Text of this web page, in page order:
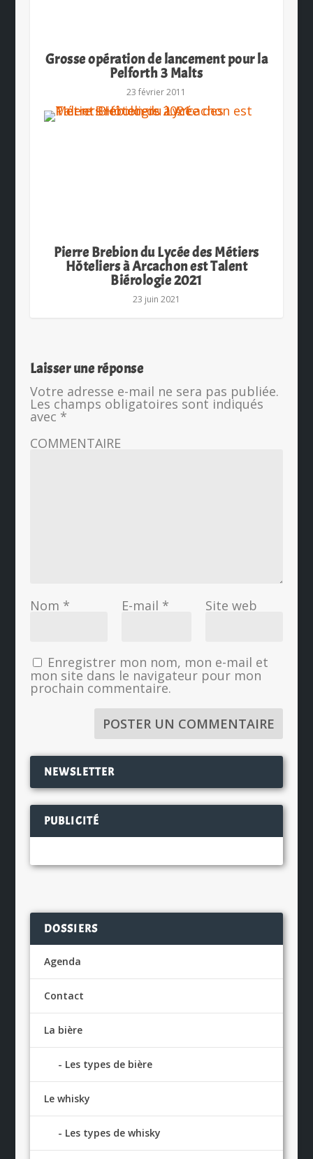
Grosse opération de lancement pour la
Pelforth 3 Malts
23 février 2011
Pierre Brebion du Lycée des Métiers
Hôteliers à Arcachon est Talent
Biérologie 2021
23 juin 2021
Laisser une réponse
Votre adresse e-mail ne sera pas publiée.
Les champs obligatoires sont indiqués
avec *
COMMENTAIRE
Nom * E-mail * Site web
Enregistrer mon nom, mon e-mail et
mon site dans le navigateur pour mon
prochain commentaire.
NEWSLETTER
PUBLICITÉ
DOSSIERS
Agenda
Contact
La bière
Les types de bière
Le whisky
Les types de whisky